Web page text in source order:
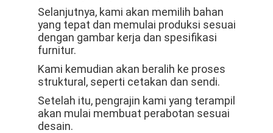
Selanjutnya, kami akan memilih bahan
yang tepat dan memulai produksi sesuai
dengan gambar kerja dan spesifikasi
furnitur.
Kami kemudian akan beralih ke proses
struktural, seperti cetakan dan sendi.
Setelah itu, pengrajin kami yang terampil
akan mulai membuat perabotan sesuai
desain.